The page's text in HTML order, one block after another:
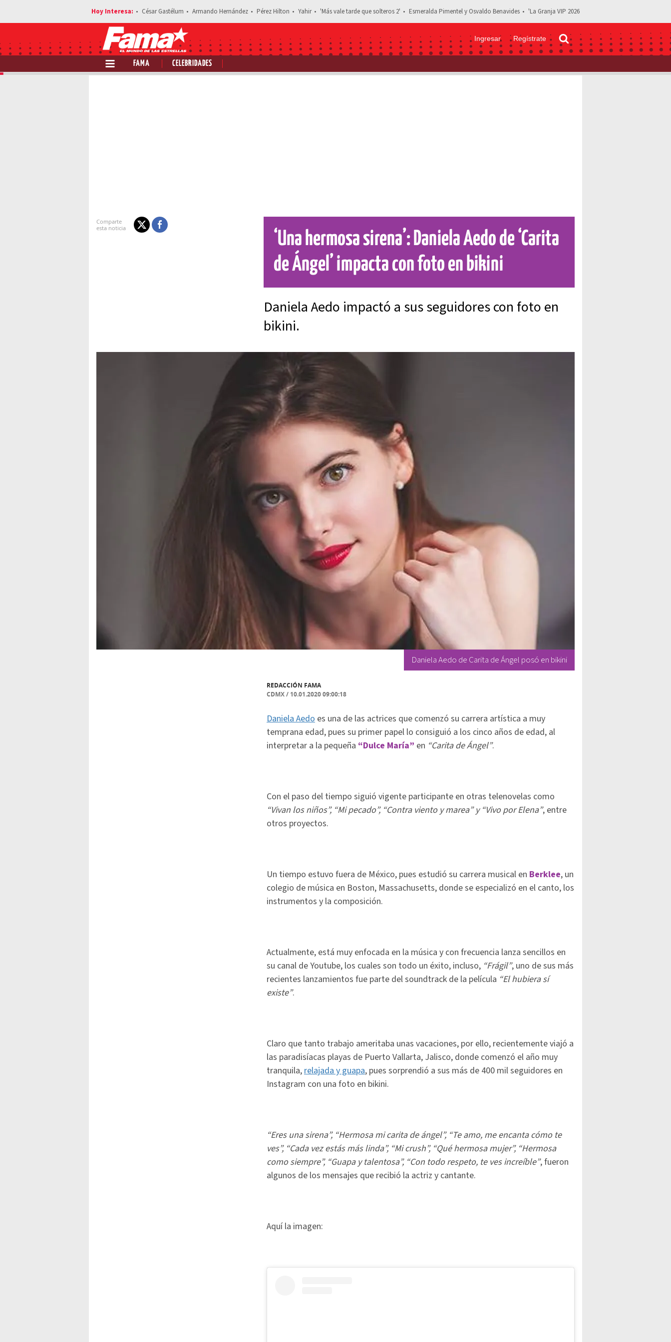
César Gastélum Armando Hernández Pérez Hilton Yahir 'Más vale tarde que solteros 2' Esmeralda Pimentel y Osvaldo Benavides 'La Granja VIP 2026
Ingresar Regístrate
FAMA CELEBRIDADES
Estás leyendo: ‘Una hermosa sirena’: Daniela Aedo de ‘Carita de Ángel’ impacta con foto en bikini
‘Una hermosa sirena’: Daniela Aedo de ‘Carita
de Ángel’ impacta con foto en bikini
Daniela Aedo impactó a sus seguidores con foto en
bikini.
Daniela Aedo de Carita de Ángel posó en bikini
REDACCIÓN FAMA
CDMX/ 10.01.2020 09:00:18
Daniela Aedo es una de las actrices que comenzó su carrera artística a muy
temprana edad, pues su primer papel lo consiguió a los cinco años de edad, al
interpretar a la pequeña “Dulce María” en “Carita de Ángel”.
Con el paso del tiempo siguió vigente participante en otras telenovelas como
“Vivan los niños”, “Mi pecado”, “Contra viento y marea” y “Vivo por Elena”, entre
otros proyectos.
Un tiempo estuvo fuera de México, pues estudió su carrera musical en Berklee, un
colegio de música en Boston, Massachusetts, donde se especializó en el canto, los
instrumentos y la composición.
Actualmente, está muy enfocada en la música y con frecuencia lanza sencillos en
su canal de Youtube, los cuales son todo un éxito, incluso, “Frágil”, uno de sus más
recientes lanzamientos fue parte del soundtrack de la película “El hubiera sí
existe”.
Claro que tanto trabajo ameritaba unas vacaciones, por ello, recientemente viajó a
las paradisíacas playas de Puerto Vallarta, Jalisco, donde comenzó el año muy
tranquila,relajada y guapa, pues sorprendió a sus más de 400 mil seguidores en
Instagram con una foto en bikini.
“Eres una sirena”, “Hermosa mi carita de ángel”, “Te amo, me encanta cómo te
ves”, “Cada vez estás más linda”, “Mi crush”, “Qué hermosa mujer”, “Hermosa
como siempre”, “Guapa y talentosa”, “Con todo respeto, te ves increíble”, fueron
algunos de los mensajes que recibió la actriz y cantante.
Aquí la imagen: